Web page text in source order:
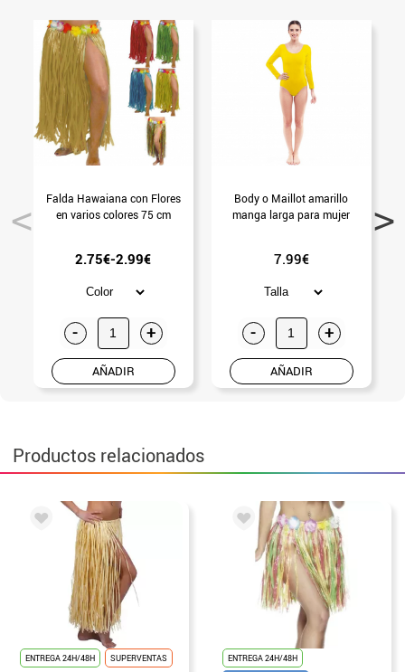
Falda Hawaiana con Flores
en varios colores 75 cm
2.75€-2.99€
- +
AÑADIR
Body o Maillot amarillo
manga larga para mujer
7.99€
- +
AÑADIR
Productos relacionados
ENTREGA 24H/48H SUPERVENTAS
ENTREGA 24H/48H